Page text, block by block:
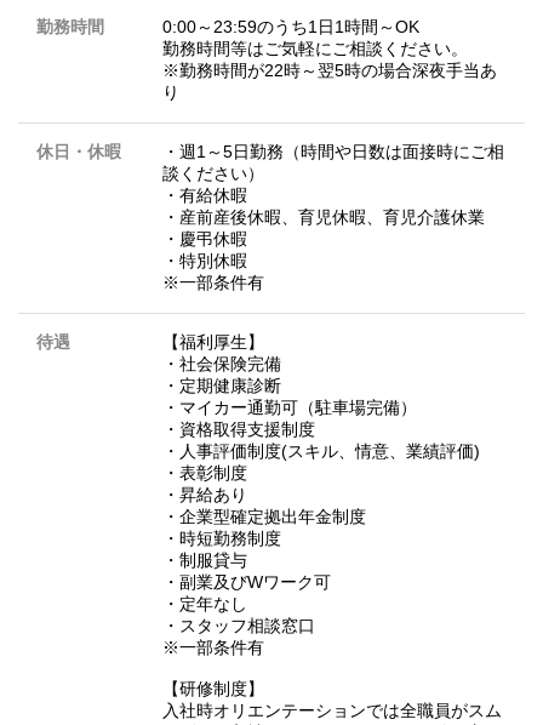
勤務時間
0:00～23:59のうち1日1時間～OK
勤務時間等はご気軽にご相談ください。
※勤務時間が22時～翌5時の場合深夜手当あ
り
休日・休暇
・週1～5日勤務（時間や日数は面接時にご相
談ください）
・有給休暇
・産前産後休暇、育児休暇、育児介護休業
・慶弔休暇
・特別休暇
※一部条件有
待遇
【福利厚生】
・社会保険完備
・定期健康診断
・マイカー通勤可（駐車場完備）
・資格取得支援制度
・人事評価制度(スキル、情意、業績評価)
・表彰制度
・昇給あり
・企業型確定拠出年金制度
・時短勤務制度
・制服貸与
・副業及びWワーク可
・定年なし
・スタッフ相談窓口
※一部条件有
【研修制度】
入社時オリエンテーションでは全職員がスム